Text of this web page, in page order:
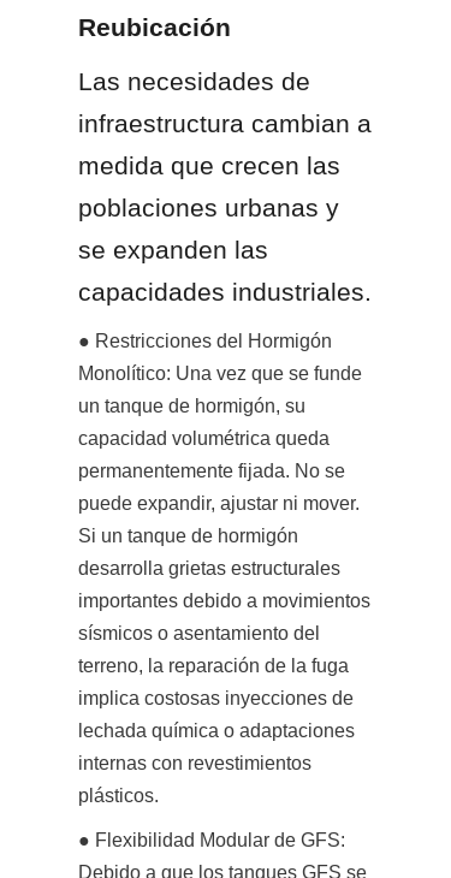
Reubicación
Las necesidades de
infraestructura cambian a
medida que crecen las
poblaciones urbanas y
se expanden las
capacidades industriales.
● Restricciones del Hormigón
Monolítico: Una vez que se funde
un tanque de hormigón, su
capacidad volumétrica queda
permanentemente fijada. No se
puede expandir, ajustar ni mover.
Si un tanque de hormigón
desarrolla grietas estructurales
importantes debido a movimientos
sísmicos o asentamiento del
terreno, la reparación de la fuga
implica costosas inyecciones de
lechada química o adaptaciones
internas con revestimientos
plásticos.
● Flexibilidad Modular de GFS:
Debido a que los tanques GFS se